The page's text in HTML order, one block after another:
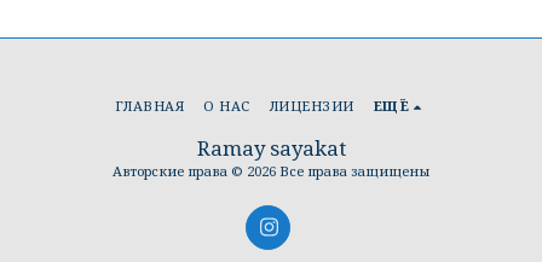
Ramay sayakat
Авторские права © 2026 Все права защищены
ГЛАВНАЯ О НАС ЛИЦЕНЗИИ ЕЩЁ